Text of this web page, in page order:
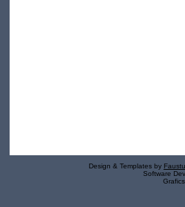
Design & Templates by
Software